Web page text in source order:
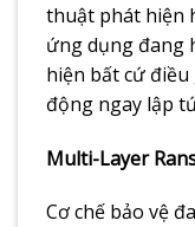
thuật phát hiện
ứng dụng đang
hiện bất cứ
động ngay lập
Multi-Layer
Cơ chế bảo vệ